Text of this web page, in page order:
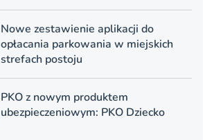
Nowe zestawienie aplikacji do
opłacania parkowania w miejskich
strefach postoju
PKO z nowym produktem
ubezpieczeniowym: PKO Dziecko